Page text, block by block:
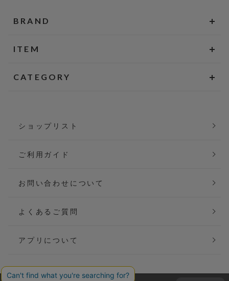
BRAND
ITEM
CATEGORY
ショップリスト
ご利用ガイド
お問い合わせについて
よくあるご質問
アプリについて